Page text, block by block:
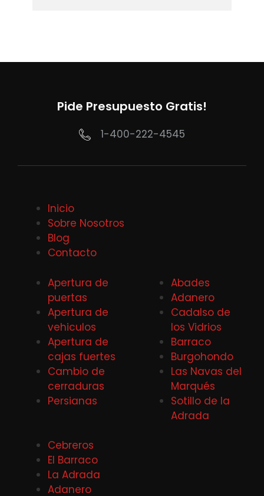
Pide Presupuesto Gratis!
1-400-222-4545
Inicio
Sobre Nosotros
Blog
Contacto
Apertura de
puertas
Apertura de
vehiculos
Apertura de
cajas fuertes
Cambio de
cerraduras
Persianas
Abades
Adanero
Cadalso de
los Vidrios
Barraco
Burgohondo
Las Navas del
Marqués
Sotillo de la
Adrada
Cebreros
El Barraco
La Adrada
Adanero